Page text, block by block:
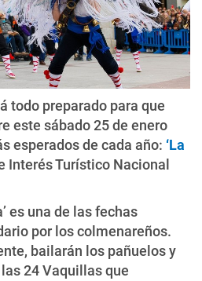
todo preparado para que
este sábado 25 de enero
esperados de cada año: ‘La
Interés Turístico Nacional
es una de las fechas
por los colmenareños.
bailarán los pañuelos y
24 Vaquillas que